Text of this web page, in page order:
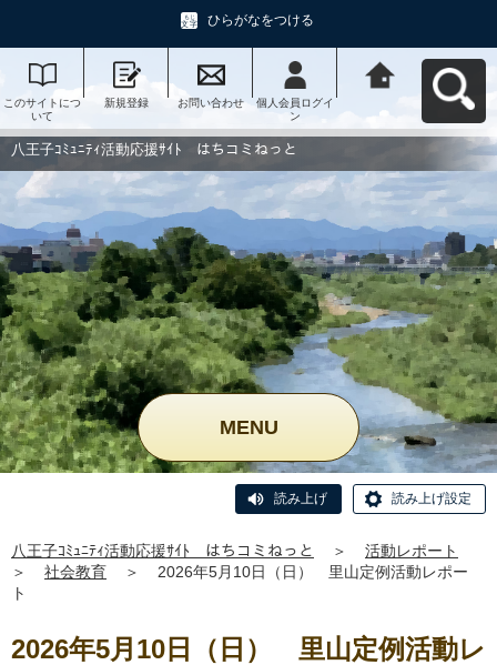
ひらがなをつける
このサイトにつ
いて
新規登録 お問い合わせ
個人会員ログイ
ン
動応援ｻｲﾄ はち
コミねっとへ戻
八王子ｺﾐｭﾆﾃｨ活動応援ｻｲﾄ はちコミねっと
MENU
読み上げ 読み上げ設定
八王子ｺﾐｭﾆﾃｨ活動応援ｻｲﾄ はちコミねっと ＞
活動レポート
＞
社会教育 ＞
2026年5月10日（日） 里山定例活動レポー
ト
2026年5月10日（日） 里山定例活動レ